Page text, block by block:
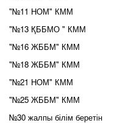
"№11 НОМ" КММ
"№13 ҚББМО " КММ
"№16 ЖББМ" КММ
"№18 ЖББМ" КММ
"№21 НОМ" КММ
"№25 ЖББМ" КММ
№30 жалпы білім беретін